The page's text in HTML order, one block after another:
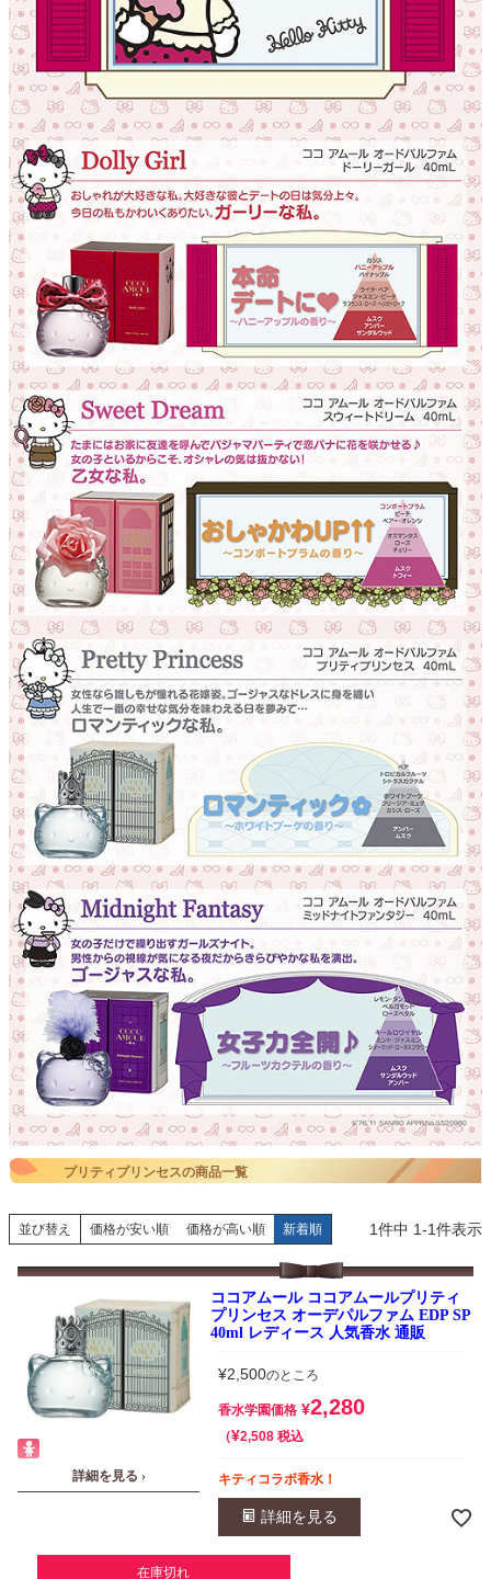
プリティプリンセスの商品一覧
並び替え 価格が安い順 価格が高い順 新着順 1件中 1-1件表示
詳細を見る ›
ココアムール ココアムールプリティ
プリンセス オーデパルファム EDP SP
40ml レディース 人気香水 通販
¥2,500のところ
香水学園価格 ¥2,280
¥2,508 税込
キティコラボ香水！
詳細を見る
在庫切れ